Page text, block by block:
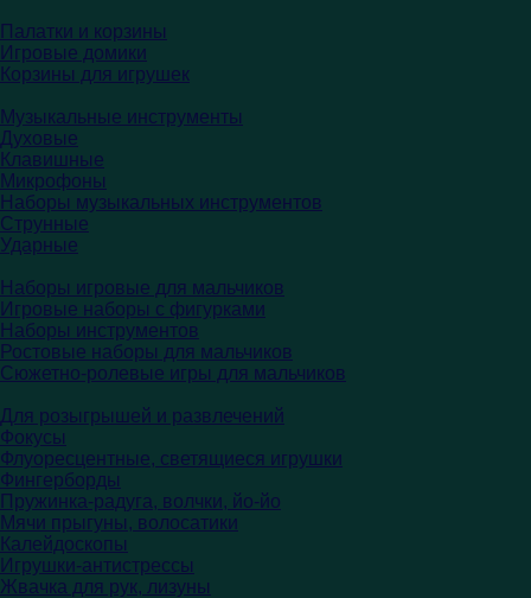
Палатки и корзины
Игровые домики
Корзины для игрушек
Музыкальные инструменты
Духовые
Клавишные
Микрофоны
Наборы музыкальных инструментов
Струнные
Ударные
Наборы игровые для мальчиков
Игровые наборы с фигурками
Наборы инструментов
Ростовые наборы для мальчиков
Сюжетно-ролевые игры для мальчиков
Для розыгрышей и развлечений
Фокусы
Флуоресцентные, светящиеся игрушки
Фингерборды
Пружинка-радуга, волчки, йо-йо
Мячи прыгуны, волосатики
Калейдоскопы
Игрушки-антистрессы
Жвачка для рук, лизуны